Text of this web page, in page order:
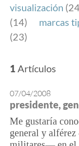
visualización
(14)
marcas
(23)
1 Artículos
07/04/2008
presidente,
Me gustaría
general y